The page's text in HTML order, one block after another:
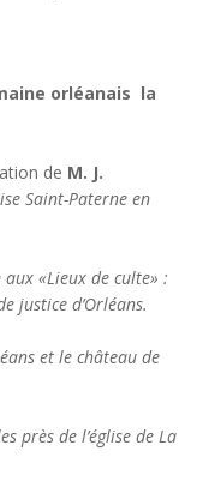
orléanais la
de M. J.
Saint-Paterne en
aux «Lieux de culte» :
justice d’Orléans.
et le château de
près de l’église de La